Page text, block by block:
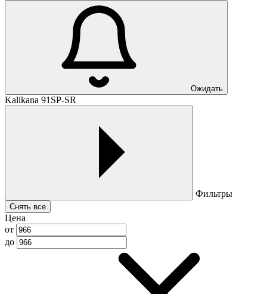
Ожидать
Kalikana 91SP-SR
Фильтры
Снять все
Цена
от
до